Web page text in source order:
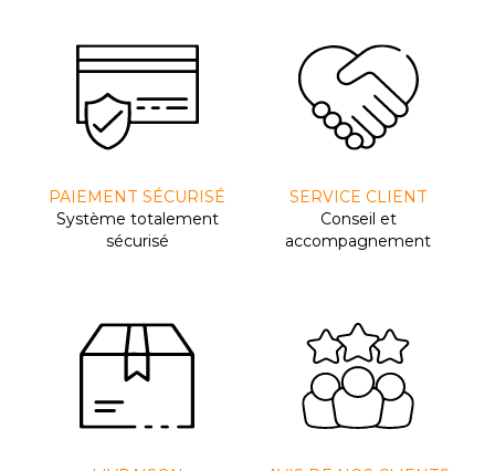
PAIEMENT SÉCURISÉ
Système totalement
sécurisé
SERVICE CLIENT
Conseil et
accompagnement